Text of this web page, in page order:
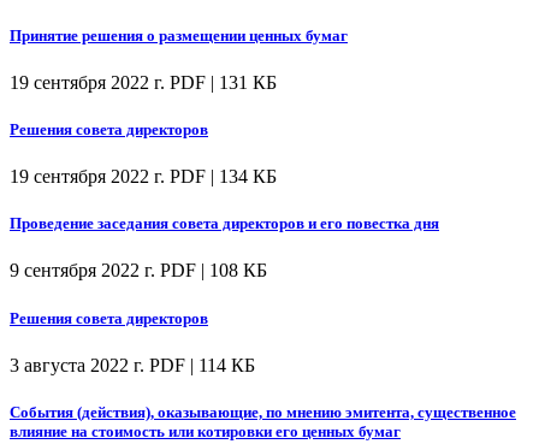
Принятие решения о размещении ценных бумаг
19 сентября 2022 г. PDF | 131 КБ
Решения совета директоров
19 сентября 2022 г. PDF | 134 КБ
Проведение заседания совета директоров и его повестка дня
9 сентября 2022 г. PDF | 108 КБ
Решения совета директоров
3 августа 2022 г. PDF | 114 КБ
События (действия), оказывающие, по мнению эмитента, существенное
влияние на стоимость или котировки его ценных бумаг